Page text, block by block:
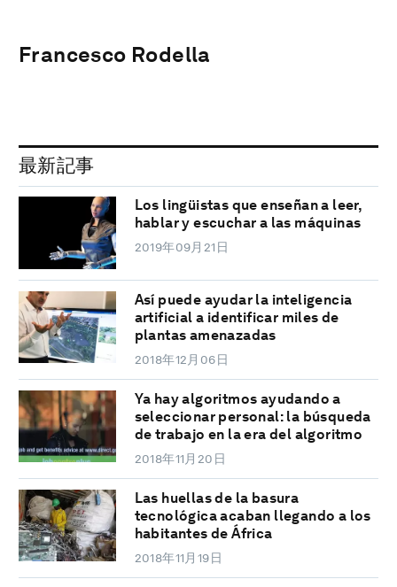
Francesco Rodella
最新記事
Los lingüistas que enseñan a leer,
hablar y escuchar a las máquinas
2019年09月21日
Así puede ayudar la inteligencia
artificial a identificar miles de
plantas amenazadas
2018年12月06日
Ya hay algoritmos ayudando a
seleccionar personal: la búsqueda
de trabajo en la era del algoritmo
2018年11月20日
Las huellas de la basura
tecnológica acaban llegando a los
habitantes de África
2018年11月19日